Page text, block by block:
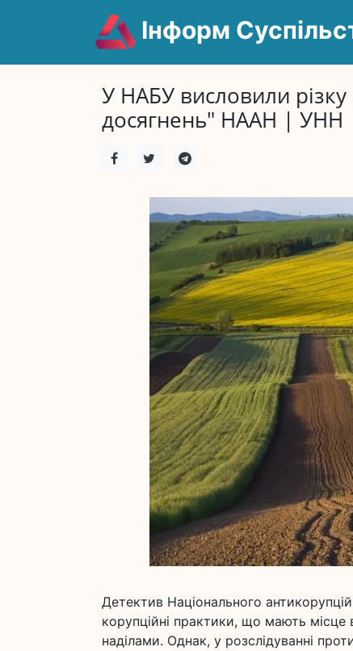
Інформ
У НАБУ висловили
досягнень" НААН | УНН
Детектив Національного
корупційні практики, що мають
наділами. Однак, у розслідуванні